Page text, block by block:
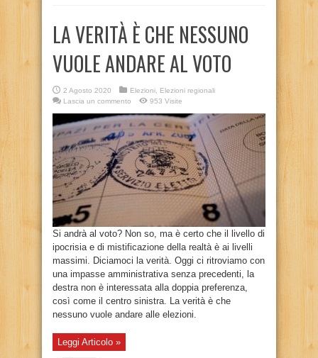
LA VERITÀ È CHE NESSUNO
VUOLE ANDARE AL VOTO
2 Agosto 2020 Elezioni
Elezioni regionali
Lascia un commento
953 Visite
Si andrà al voto? Non so, ma è certo che il livello di
ipocrisia e di mistificazione della realtà è ai livelli
massimi. Diciamoci la verità. Oggi ci ritroviamo con
una impasse amministrativa senza precedenti, la
destra non è interessata alla doppia preferenza,
così come il centro sinistra. La verità è che
nessuno vuole andare alle elezioni.
Leggi Articolo »